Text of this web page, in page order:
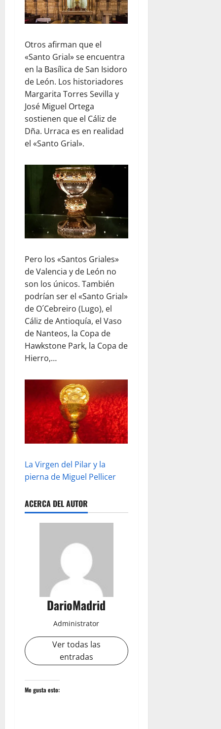
Otros afirman que el
«Santo Grial» se encuentra
en la Basílica de San Isidoro
de León. Los historiadores
Margarita Torres Sevilla y
José Miguel Ortega
sostienen que el Cáliz de
Dña. Urraca es en realidad
el «Santo Grial».
Pero los «Santos Griales»
de Valencia y de León no
son los únicos. También
podrían ser el «Santo Grial»
de O´Cebreiro (Lugo), el
Cáliz de Antioquía, el Vaso
de Nanteos, la Copa de
Hawkstone Park, la Copa de
Hierro,…
La Virgen del Pilar y la
pierna de Miguel Pellicer
ACERCA DEL AUTOR
DarioMadrid
Administrator
Ver todas las
entradas
Me gusta esto: